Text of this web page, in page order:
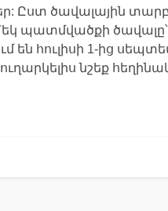
Ըստ ծավալային
պատմվածքի
են հուլիսի 1-ից
նշեք